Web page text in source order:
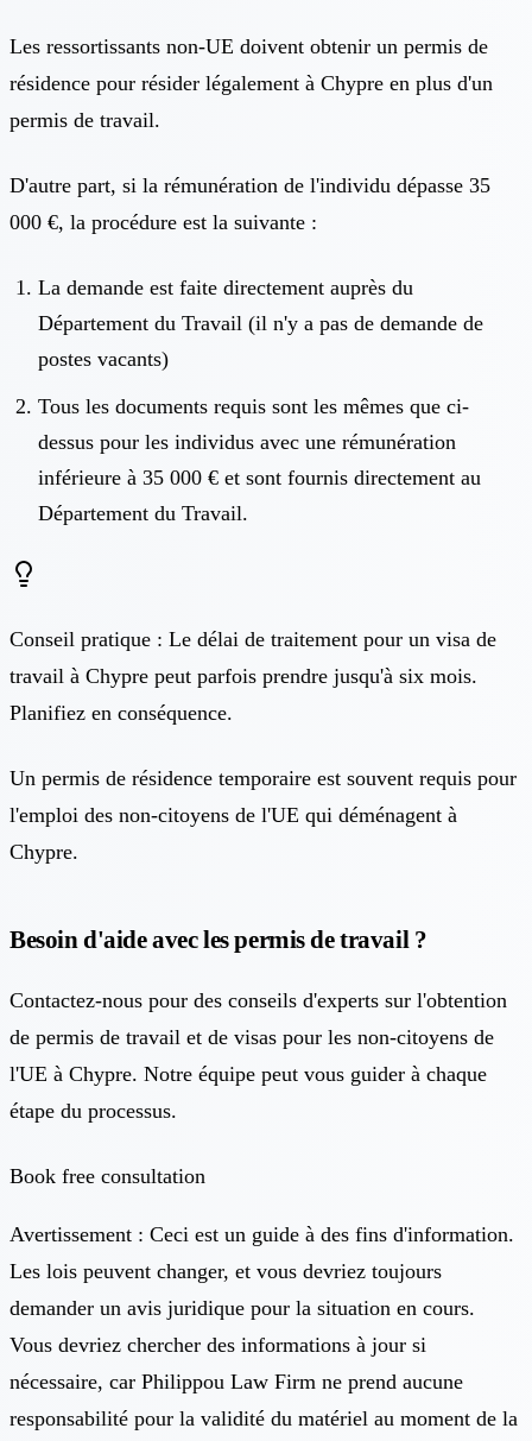
Les ressortissants non-UE doivent obtenir un permis de
résidence pour résider légalement à Chypre en plus d'un
permis de travail.
D'autre part, si la rémunération de l'individu dépasse 35
000 €, la procédure est la suivante :
La demande est faite directement auprès du
Département du Travail (il n'y a pas de demande de
postes vacants)
Tous les documents requis sont les mêmes que ci-
dessus pour les individus avec une rémunération
inférieure à 35 000 € et sont fournis directement au
Département du Travail.
Conseil pratique : Le délai de traitement pour un visa de
travail à Chypre peut parfois prendre jusqu'à six mois.
Planifiez en conséquence.
Un permis de résidence temporaire est souvent requis pour
l'emploi des non-citoyens de l'UE qui déménagent à
Chypre.
Besoin d'aide avec les permis de travail ?
Contactez-nous pour des conseils d'experts sur l'obtention
de permis de travail et de visas pour les non-citoyens de
l'UE à Chypre. Notre équipe peut vous guider à chaque
étape du processus.
Book free consultation
Avertissement : Ceci est un guide à des fins d'information.
Les lois peuvent changer, et vous devriez toujours
demander un avis juridique pour la situation en cours.
Vous devriez chercher des informations à jour si
nécessaire, car Philippou Law Firm ne prend aucune
responsabilité pour la validité du matériel au moment de la